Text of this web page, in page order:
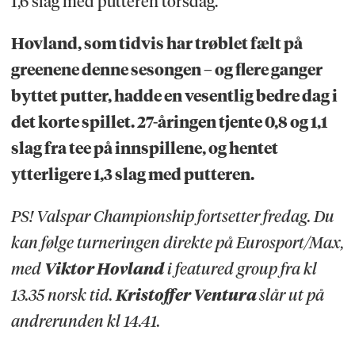
Hovland, som tidvis har trøblet fælt på
greenene denne sesongen – og flere ganger
byttet putter, hadde en vesentlig bedre dag i
det korte spillet. 27-åringen tjente 0,8 og 1,1
slag fra tee på innspillene, og hentet
ytterligere 1,3 slag med putteren.
PS! Valspar Championship fortsetter fredag. Du
kan følge turneringen direkte på Eurosport/Max,
med Viktor Hovlandi featured group fra kl
13.35 norsk tid.Kristoffer Venturaslår ut på
andrerunden kl 14.41.